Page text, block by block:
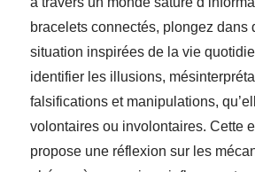
bracelets connectés, plongez dans
situation inspirées de la vie
identifier les illusions,
falsifications et manipulations,
volontaires ou involontaires. Cette
propose une réflexion sur les